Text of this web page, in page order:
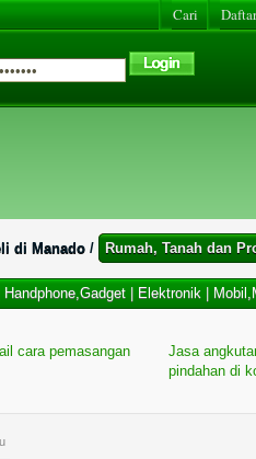
Cari
di Manado / Rumah, Tanah dan
Handphone,Gadget| Elektronik|
cara pemasangan
Jasa
pindahan di